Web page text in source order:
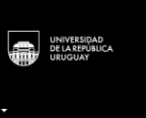
actual es: